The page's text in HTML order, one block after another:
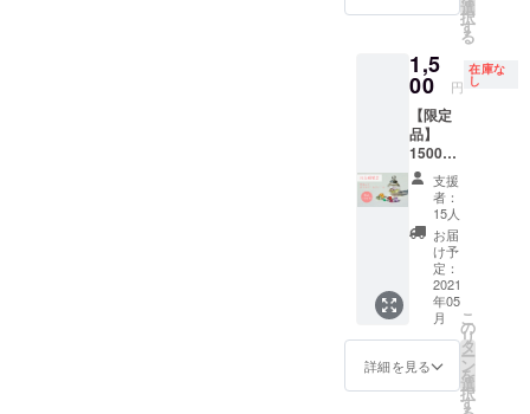
ますが
せん。
※宝石の
量は同
じで
す。
円分
入って
います
ので大
変お得
です。
◆製品
情報
小瓶の
大き
さ 直
1.8cm
・直径
2.5cm
ご用意
してい
ト・オ
パー
オー
ツ・翡
翠（ヒ
スイ）
など そ
の他た
くさん
の種類
が入っ
ていま
す。 当
店で販
売して
います
・ガラ
スドー
ムの大
きさ
直径10
㎜ ・宝
石の内
容：欠
け・割
れ・汚
れ等の
宝石を
入れて
いま
す。こ
ちらを
ご理解
選
択
す
る
1,5
00 円
在庫な
し
【限定
品】
1500円
送料・
税込 ・
お礼の
手紙 ・
宝石入
りガラ
スドー
チャー
ム 内
容：
クォー
支援
者：
15人
お届
け予
定：
2021
年05
月
詳細を見る
こ
の
リ
タ
ー
ン
を
選
択
す